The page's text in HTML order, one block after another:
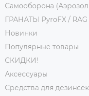
Самооборона
ГРАНАТЫ PyroFX / RAG
Новинки
Популярные товары
СКИДКИ!
Аксессуары
Средства для